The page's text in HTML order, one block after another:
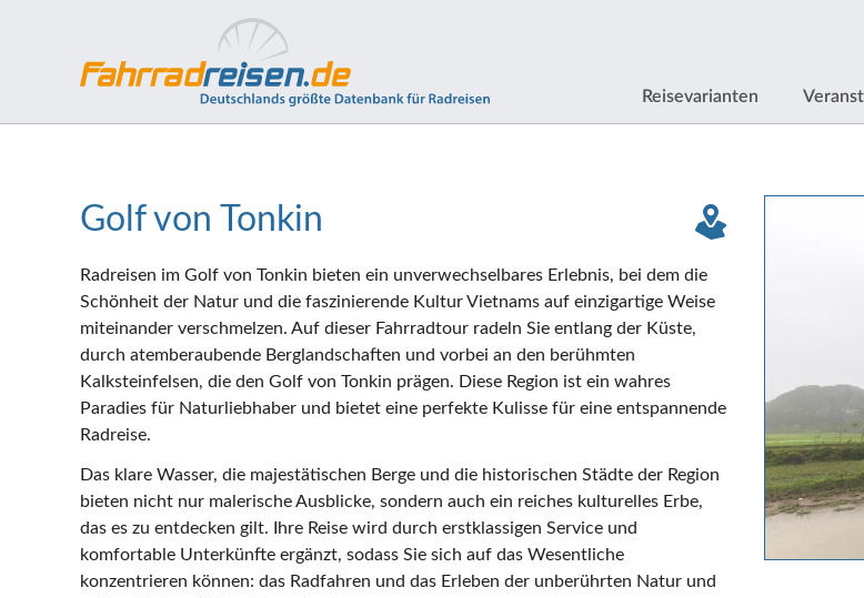
Reisevarianten
Golf von Tonkin
Radreisen im Golf von Tonkin bieten ein unverwechselbares Erlebnis, bei dem die
Schönheit der Natur und die faszinierende Kultur Vietnams auf einzigartige Weise
miteinander verschmelzen. Auf dieser Fahrradtour radeln Sie entlang der Küste,
durch atemberaubende Berglandschaften und vorbei an den berühmten
Kalksteinfelsen, die den Golf von Tonkin prägen. Diese Region ist ein wahres
Paradies für Naturliebhaber und bietet eine perfekte Kulisse für eine entspannende
Radreise.
Das klare Wasser, die majestätischen Berge und die historischen Städte der Region
bieten nicht nur malerische Ausblicke, sondern auch ein reiches kulturelles Erbe,
das es zu entdecken gilt. Ihre Reise wird durch erstklassigen Service und
komfortable Unterkünfte ergänzt, sodass Sie sich auf das Wesentliche
konzentrieren können: das Radfahren und das Erleben der unberührten Natur und